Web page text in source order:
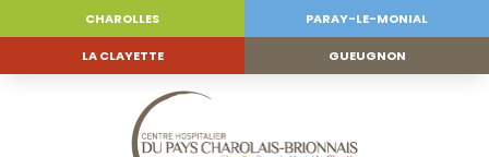
CHAROLLES PARAY-LE-MONIAL
LA CLAYETTE GUEUGNON